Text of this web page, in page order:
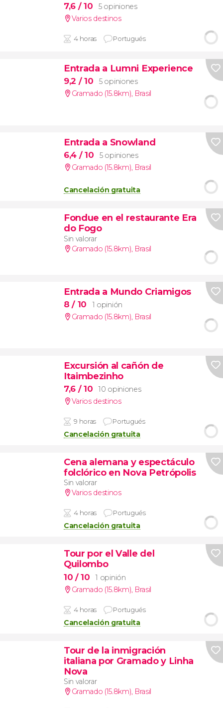
7,6 / 10
5 opiniones
Varios destinos
4 horas Portugués
Entrada a Lumni Experience
9,2 / 10
5 opiniones
Gramado (15.8km), Brasil
Entrada a Snowland
6,4 / 10
5 opiniones
Gramado (15.8km), Brasil
Cancelación gratuita
Fondue en el restaurante Era
do Fogo
Sin valorar
Gramado (15.8km), Brasil
Entrada a Mundo Criamigos
8/ 10
1 opinión
Gramado (15.8km), Brasil
Excursión al cañón de
Itaimbezinho
7,6 / 10
10 opiniones
Varios destinos
9 horas Portugués
Cancelación gratuita
Cena alemana y espectáculo
folclórico en Nova Petrópolis
Sin valorar
Varios destinos
4 horas Portugués
Cancelación gratuita
Tour por el Valle del
Quilombo
10 / 10
1 opinión
Gramado (15.8km), Brasil
4 horas Portugués
Cancelación gratuita
Tour de la inmigración
italiana por Gramado y Linha
Nova
Sin valorar
Gramado (15.8km), Brasil